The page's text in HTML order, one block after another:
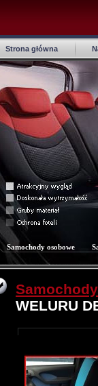
Strona główna
Samochody osobowe
WELURU